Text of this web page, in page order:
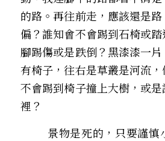
的路。再往前走，應該還是
偏？誰知會不會踢到石椅或
腳踢傷或是跌倒？黑漆漆一
有椅子，往右是草叢是河流
不會踢到椅子撞上大樹，或
裡？
景物是死的，只要謹慎